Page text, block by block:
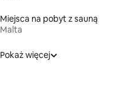
Miejsca na pobyt z sauną
Malta
Pokaż więcej